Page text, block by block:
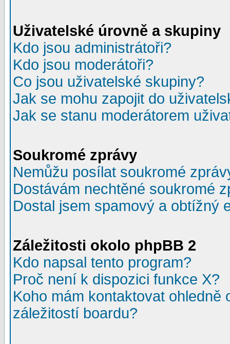
Uživatelské úrovně a skupiny
Kdo jsou administrátoři?
Kdo jsou moderátoři?
Co jsou uživatelské skupiny?
Jak se mohu zapojit do
Jak se stanu moderátorem
Soukromé zprávy
Nemůžu posílat soukromé
Dostávám nechtěné soukromé
Dostal jsem spamový a obtížný
Záležitosti okolo phpBB 2
Kdo napsal tento program?
Proč není k dispozici funkce X?
Koho mám kontaktovat
záležitostí boardu?